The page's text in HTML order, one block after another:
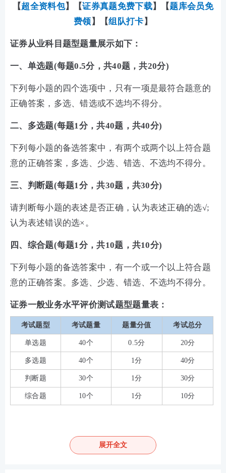
【超全资料包】【证券真题免费下载】 【题库会员免
费领 】【组队打卡 】
证券从业科目题型题量展示如下：
一、单选题(每题0.5分，共40题，共20分)
下列每小题的四个选项中，只有一项是最符合题意的
正确答案，多选、错选或不选均不得分。
二、多选题(每题1分，共40题，共40分)
下列每小题的备选答案中，有两个或两个以上符合题
意的正确答案，多选、少选、错选、不选均不得分。
三、判断题(每题1分，共30题，共30分)
请判断每小题的表述是否正确，认为表述正确的选√;
认为表述错误的选×。
四、综合题(每题1分，共10题，共10分)
下列每小题的备选答案中，有一个或一个以上符合题
意的正确答案。多选、少选、错选、不选均不得分。
证券一般业务水平评价测试题型题量表：
考试题型 考试题量 题量分值 考试总分
单选题 40个 0.5分 20分
多选题 40个 1分 40分
判断题 30个 1分 30分
综合题 10个 1分 10分
一、单选题(每题0.5分，共40题，共20分)
展开全文